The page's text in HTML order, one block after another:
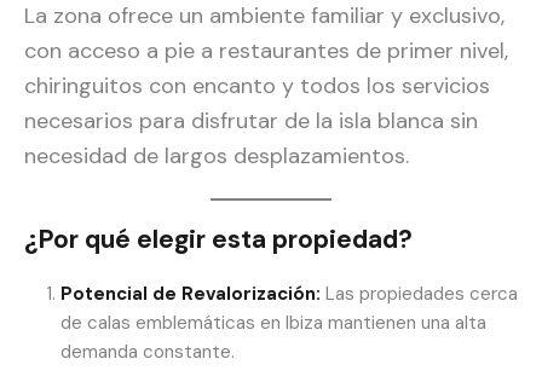
La zona ofrece un ambiente familiar y exclusivo,
con acceso a pie a restaurantes de primer nivel,
chiringuitos con encanto y todos los servicios
necesarios para disfrutar de la isla blanca sin
necesidad de largos desplazamientos.
¿Por qué elegir esta propiedad?
Potencial de Revalorización: Las propiedades cerca
de calas emblemáticas en Ibiza mantienen una alta
demanda constante.